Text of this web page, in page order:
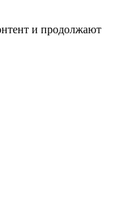
и продолжают